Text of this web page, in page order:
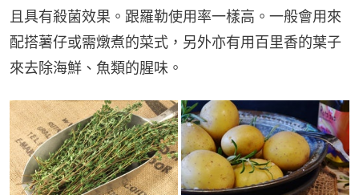
且具有殺菌效果。跟羅勒使用率一樣高。一般會用來
配搭薯仔或需燉煮的菜式，另外亦有用百里香的葉子
來去除海鮮、魚類的腥味。